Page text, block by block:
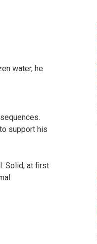
water, he
support his
Solid, at first